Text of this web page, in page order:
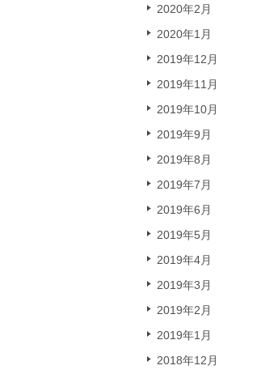
2020年2月
2020年1月
2019年12月
2019年11月
2019年10月
2019年9月
2019年8月
2019年7月
2019年6月
2019年5月
2019年4月
2019年3月
2019年2月
2019年1月
2018年12月